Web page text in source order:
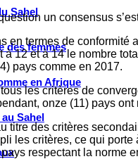
Sahel
des femmes
en Afrique
Sahel
un consensus
en termes de
12 et à 14 le nombre
pays comme en 2017.
les critères de
onze (11) pays
titre des critères
les critères, ce qui
respectant la norme